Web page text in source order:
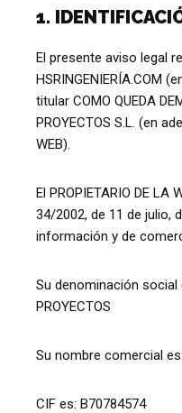
1.
El presente aviso legal
HSRINGENIERÍA.COM
titular COMO QUEDA
PROYECTOS S.L. (en
WEB).
El PROPIETARIO DE LA
34/2002, de 11 de julio,
información y de
Su denominación social
PROYECTOS
Su nombre comercial
CIF es: B70784574